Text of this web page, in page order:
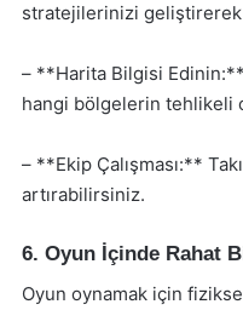
stratejilerinizi geliştirerek
– **Harita Bilgisi
hangi bölgelerin tehlikeli
– **Ekip Çalışması:**
artırabilirsiniz.
6. Oyun İçinde Rahat
Oyun oynamak için